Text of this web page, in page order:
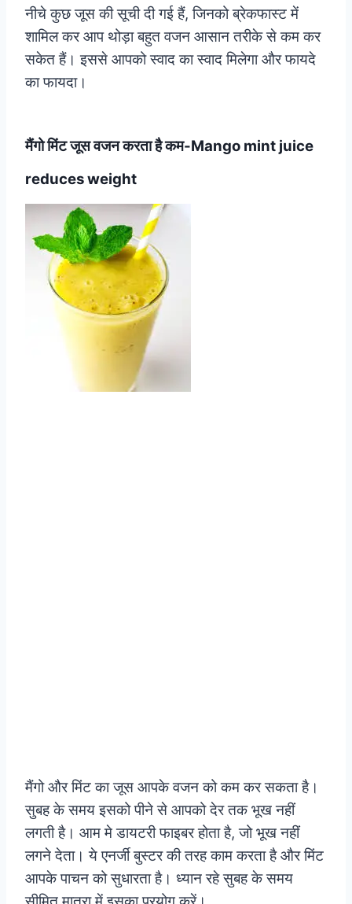
नीचे कुछ जूस की सूची दी गई हैं, जिनको ब्रेकफास्ट में
शामिल कर आप थोड़ा बहुत वजन आसान तरीके से कम कर
सकेत हैं। इससे आपको स्वाद का स्वाद मिलेगा और फायदे
का फायदा।
मैंगो मिंट जूस वजन करता है कम-Mango mint juice
reduces weight
मैंगो और मिंट का जूस आपके वजन को कम कर सकता है।
सुबह के समय इसको पीने से आपको देर तक भूख नहीं
लगती है। आम मे डायटरी फाइबर होता है, जो भूख नहीं
लगने देता। ये एनर्जी बुस्टर की तरह काम करता है और मिंट
आपके पाचन को सुधारता है। ध्यान रहे सुबह के समय